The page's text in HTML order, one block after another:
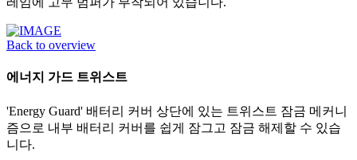
Back to overview
에너지 가드 트위스트
'Energy Guard' 배터리 커버 상단에 있는 트위스트 잠금 메커니
즘으로 내부 배터리 커버를 쉽게 잠그고 잠금 해제할 수 있습
니다.